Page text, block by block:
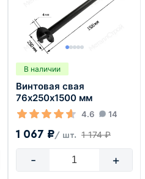
В наличии
Винтовая свая
76х250х1500 мм
4.6 14
1 067 ₽/ шт. 1 174 ₽
- +